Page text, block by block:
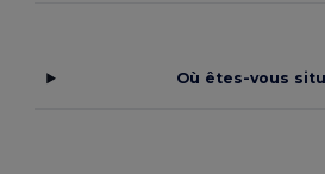
Où êtes-vous